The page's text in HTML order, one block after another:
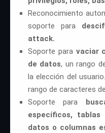
Reconocimiento
soporte para
attack.
Soporte para vaciar
de datos, un rango
la elección del
rango de caracteres
Soporte para
específicos,
datos o columnas